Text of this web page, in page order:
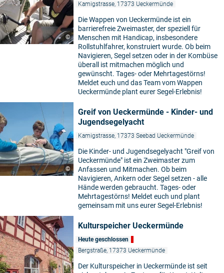
©
Kamigstrasse, 17373 Ueckermünde
Die Wappen von Ueckermünde ist ein
barrierefreie Zweimaster, der speziell für
Menschen mit Handicap, insbesondere
Rollstuhlfahrer, konstruiert wurde. Ob beim
Navigieren, Segel setzen oder in der Kombüse
überall ist mitmachen möglich und
gewünscht. Tages- oder Mehrtagestörns!
Meldet euch und das Team vom Wappen
Ueckermünde plant eurer Segel-Erlebnis!
©
Greif von Ueckermünde - Kinder- und
Jugendsegelyacht
Kamigstrasse, 17373 Seebad Ueckermünde
Die Kinder- und Jugendsegelyacht "Greif von
Ueckermünde" ist ein Zweimaster zum
Anfassen und Mitmachen. Ob beim
Navigieren, Ankern oder Segel setzen - alle
Hände werden gebraucht. Tages- oder
Mehrtagestörns! Meldet euch und plant
gemeinsam mit uns eurer Segel-Erlebnis!
Kulturspeicher Ueckermünde
Heute geschlossen
Bergstraße, 17373 Ueckermünde
Der Kulturspeicher in Ueckermünde ist seit